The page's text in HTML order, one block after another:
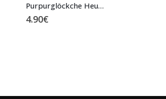
Skimmia japonica Rot
12.00€